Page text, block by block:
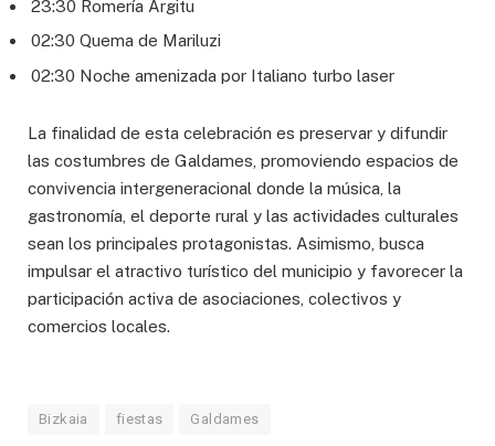
23:30 Romería Argitu
02:30 Quema de Mariluzi
02:30 Noche amenizada por Italiano turbo laser
La finalidad de esta celebración es preservar y difundir
las costumbres de Galdames, promoviendo espacios de
convivencia intergeneracional donde la música, la
gastronomía, el deporte rural y las actividades culturales
sean los principales protagonistas. Asimismo, busca
impulsar el atractivo turístico del municipio y favorecer la
participación activa de asociaciones, colectivos y
comercios locales.
Bizkaia fiestas Galdames